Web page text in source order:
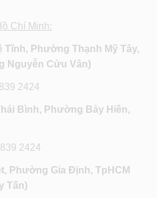
Chí Minh:
Tĩnh, Phường Thạnh Mỹ Tây,
Nguyễn Cửu Vân)
2424
Bình, Phường Bảy Hiền,
2424
Phường Gia Định, TpHCM
Tấn)